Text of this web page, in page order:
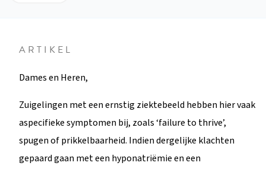
ARTIKEL
Dames en Heren,
Zuigelingen met een ernstig ziektebeeld hebben hier vaak
aspecifieke symptomen bij, zoals ‘failure to thrive’,
spugen of prikkelbaarheid. Indien dergelijke klachten
gepaard gaan met een hyponatriëmie en een